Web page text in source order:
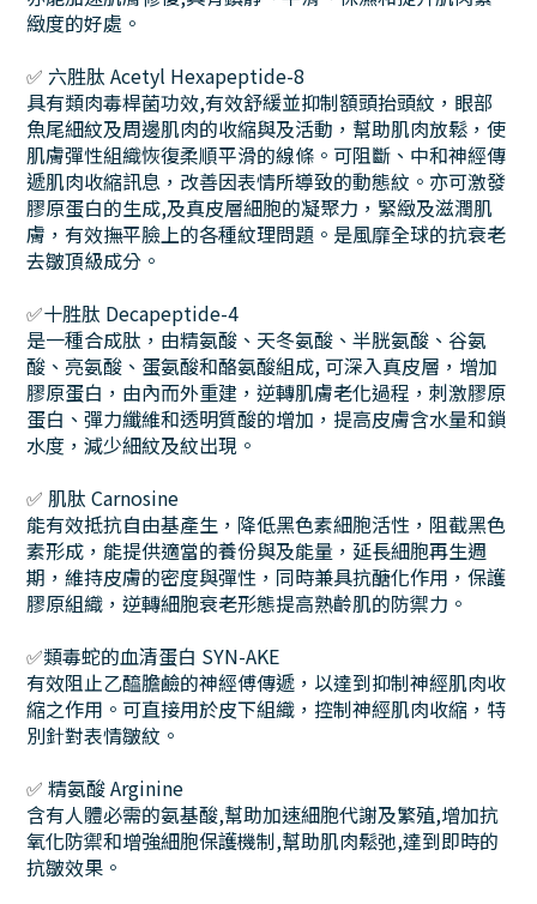
緻度的好處。
✅ 六胜肽 Acetyl Hexapeptide-8
具有類肉毒桿菌功效,有效舒緩並抑制額頭抬頭紋，眼部
魚尾細紋及周邊肌肉的收縮與及活動，幫助肌肉放鬆，使
肌膚彈性組織恢復柔順平滑的線條。可阻斷、中和神經傳
遞肌肉收縮訊息，改善因表情所導致的動態紋。亦可激發
膠原蛋白的生成,及真皮層細胞的凝聚力，緊緻及滋潤肌
膚，有效撫平臉上的各種紋理問題。是風靡全球的抗衰老
去皺頂級成分。
✅十胜肽 Decapeptide-4
是一種合成肽，由精氨酸、天冬氨酸、半胱氨酸、谷氨
酸、亮氨酸、蛋氨酸和酪氨酸組成, 可深入真皮層，增加
膠原蛋白，由內而外重建，逆轉肌膚老化過程，刺激膠原
蛋白、彈力纖維和透明質酸的增加，提高皮膚含水量和鎖
水度，減少細紋及紋出現。
✅ 肌肽 Carnosine
能有效抵抗自由基產生，降低黑色素細胞活性，阻截黑色
素形成，能提供適當的養份與及能量，延長細胞再生週
期，維持皮膚的密度與彈性，同時兼具抗醣化作用，保護
膠原組織，逆轉細胞衰老形態提高熟齡肌的防禦力。
✅類毒蛇的血清蛋白 SYN-AKE
有效阻止乙醯膽鹼的神經傅傳遞，以達到抑制神經肌肉收
縮之作用。可直接用於皮下組織，控制神經肌肉收縮，特
別針對表情皺紋。
✅ 精氨酸 Arginine
含有人體必需的氨基酸,幫助加速細胞代謝及繁殖,增加抗
氧化防禦和增強細胞保護機制,幫助肌肉鬆弛,達到即時的
抗皺效果。